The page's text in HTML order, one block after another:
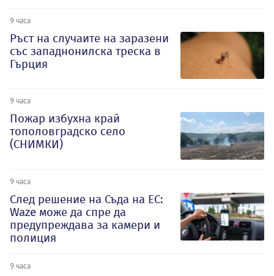
9 часа
Ръст на случаите на заразени
със западнонилска треска в
Гърция
9 часа
Пожар избухна край
тополовградско село
(СНИМКИ)
9 часа
След решение на Съда на ЕС:
Waze може да спре да
предупреждава за камери и
полиция
9 часа